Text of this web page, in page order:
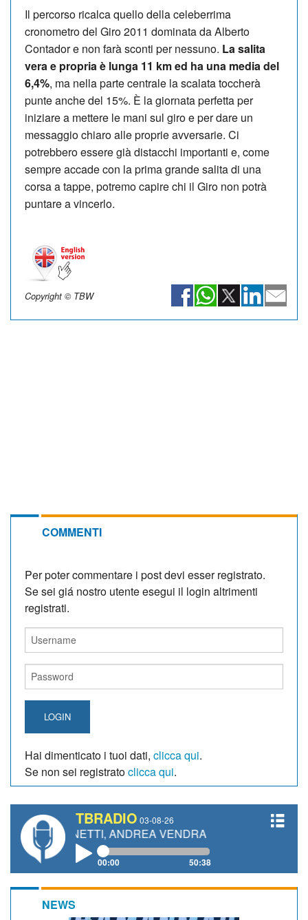
Il percorso ricalca quello della celeberrima
cronometro del Giro 2011 dominata da Alberto
Contador e non farà sconti per nessuno. La salita
vera e propria è lunga 11 km ed ha una media del
6,4%, ma nella parte centrale la scalata toccherà
punte anche del 15%. È la giornata perfetta per
iniziare a mettere le mani sul giro e per dare un
messaggio chiaro alle proprie avversarie. Ci
potrebbero essere già distacchi importanti e, come
sempre accade con la prima grande salita di una
corsa a tappe, potremo capire chi il Giro non potrà
puntare a vincerlo.
Copyright © TBW
COMMENTI
Per poter commentare i post devi esser registrato.
Se sei giá nostro utente esegui il login altrimenti
registrati.
LOGIN
Hai dimenticato i tuoi dati, clicca qui.
Se non sei registratoclicca qui.
TBRADIO 03-08-26
GIANETTI, ANDREA VENDRAME, FILIPPO FIORELLI
00:00 50:38
NEWS